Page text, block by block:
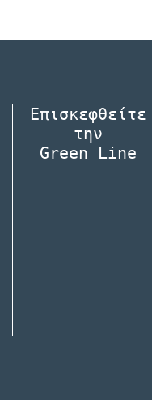
Επισκεφθείτε
την
Green Line